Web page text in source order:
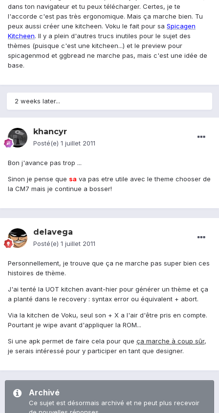
dans ton navigateur et tu peux télécharger. Certes, je te
l'accorde c'est pas très ergonomique. Mais ça marche bien. Tu
peux aussi créer une kitcheen. Voku le fait pour sa Spicagen
Kitcheen. Il y a plein d'autres trucs inutiles pour le sujet des
thèmes (puisque c'est une kitcheen...) et le preview pour
spicagenmod et ggbread ne marche pas, mais c'est une idée de
base.
2 weeks later...
khancyr
Posté(e) 1 juillet 2011
Bon j'avance pas trop ...
Sinon je pense que sa va pas etre utile avec le theme chooser de
la CM7 mais je continue a bosser!
delavega
Posté(e) 1 juillet 2011
Personnellement, je trouve que ça ne marche pas super bien ces
histoires de thème.
J'ai tenté la UOT kitchen avant-hier pour générer un thème et ça
a planté dans le recovery : syntax error ou équivalent + abort.
Via la kitchen de Voku, seul son + X a l'air d'être pris en compte.
Pourtant je wipe avant d'appliquer la ROM...
Si une apk permet de faire cela pour que ça marche à coup sûr,
je serais intéressé pour y participer en tant que designer.
Archivé
Ce sujet est désormais archivé et ne peut plus recevoir